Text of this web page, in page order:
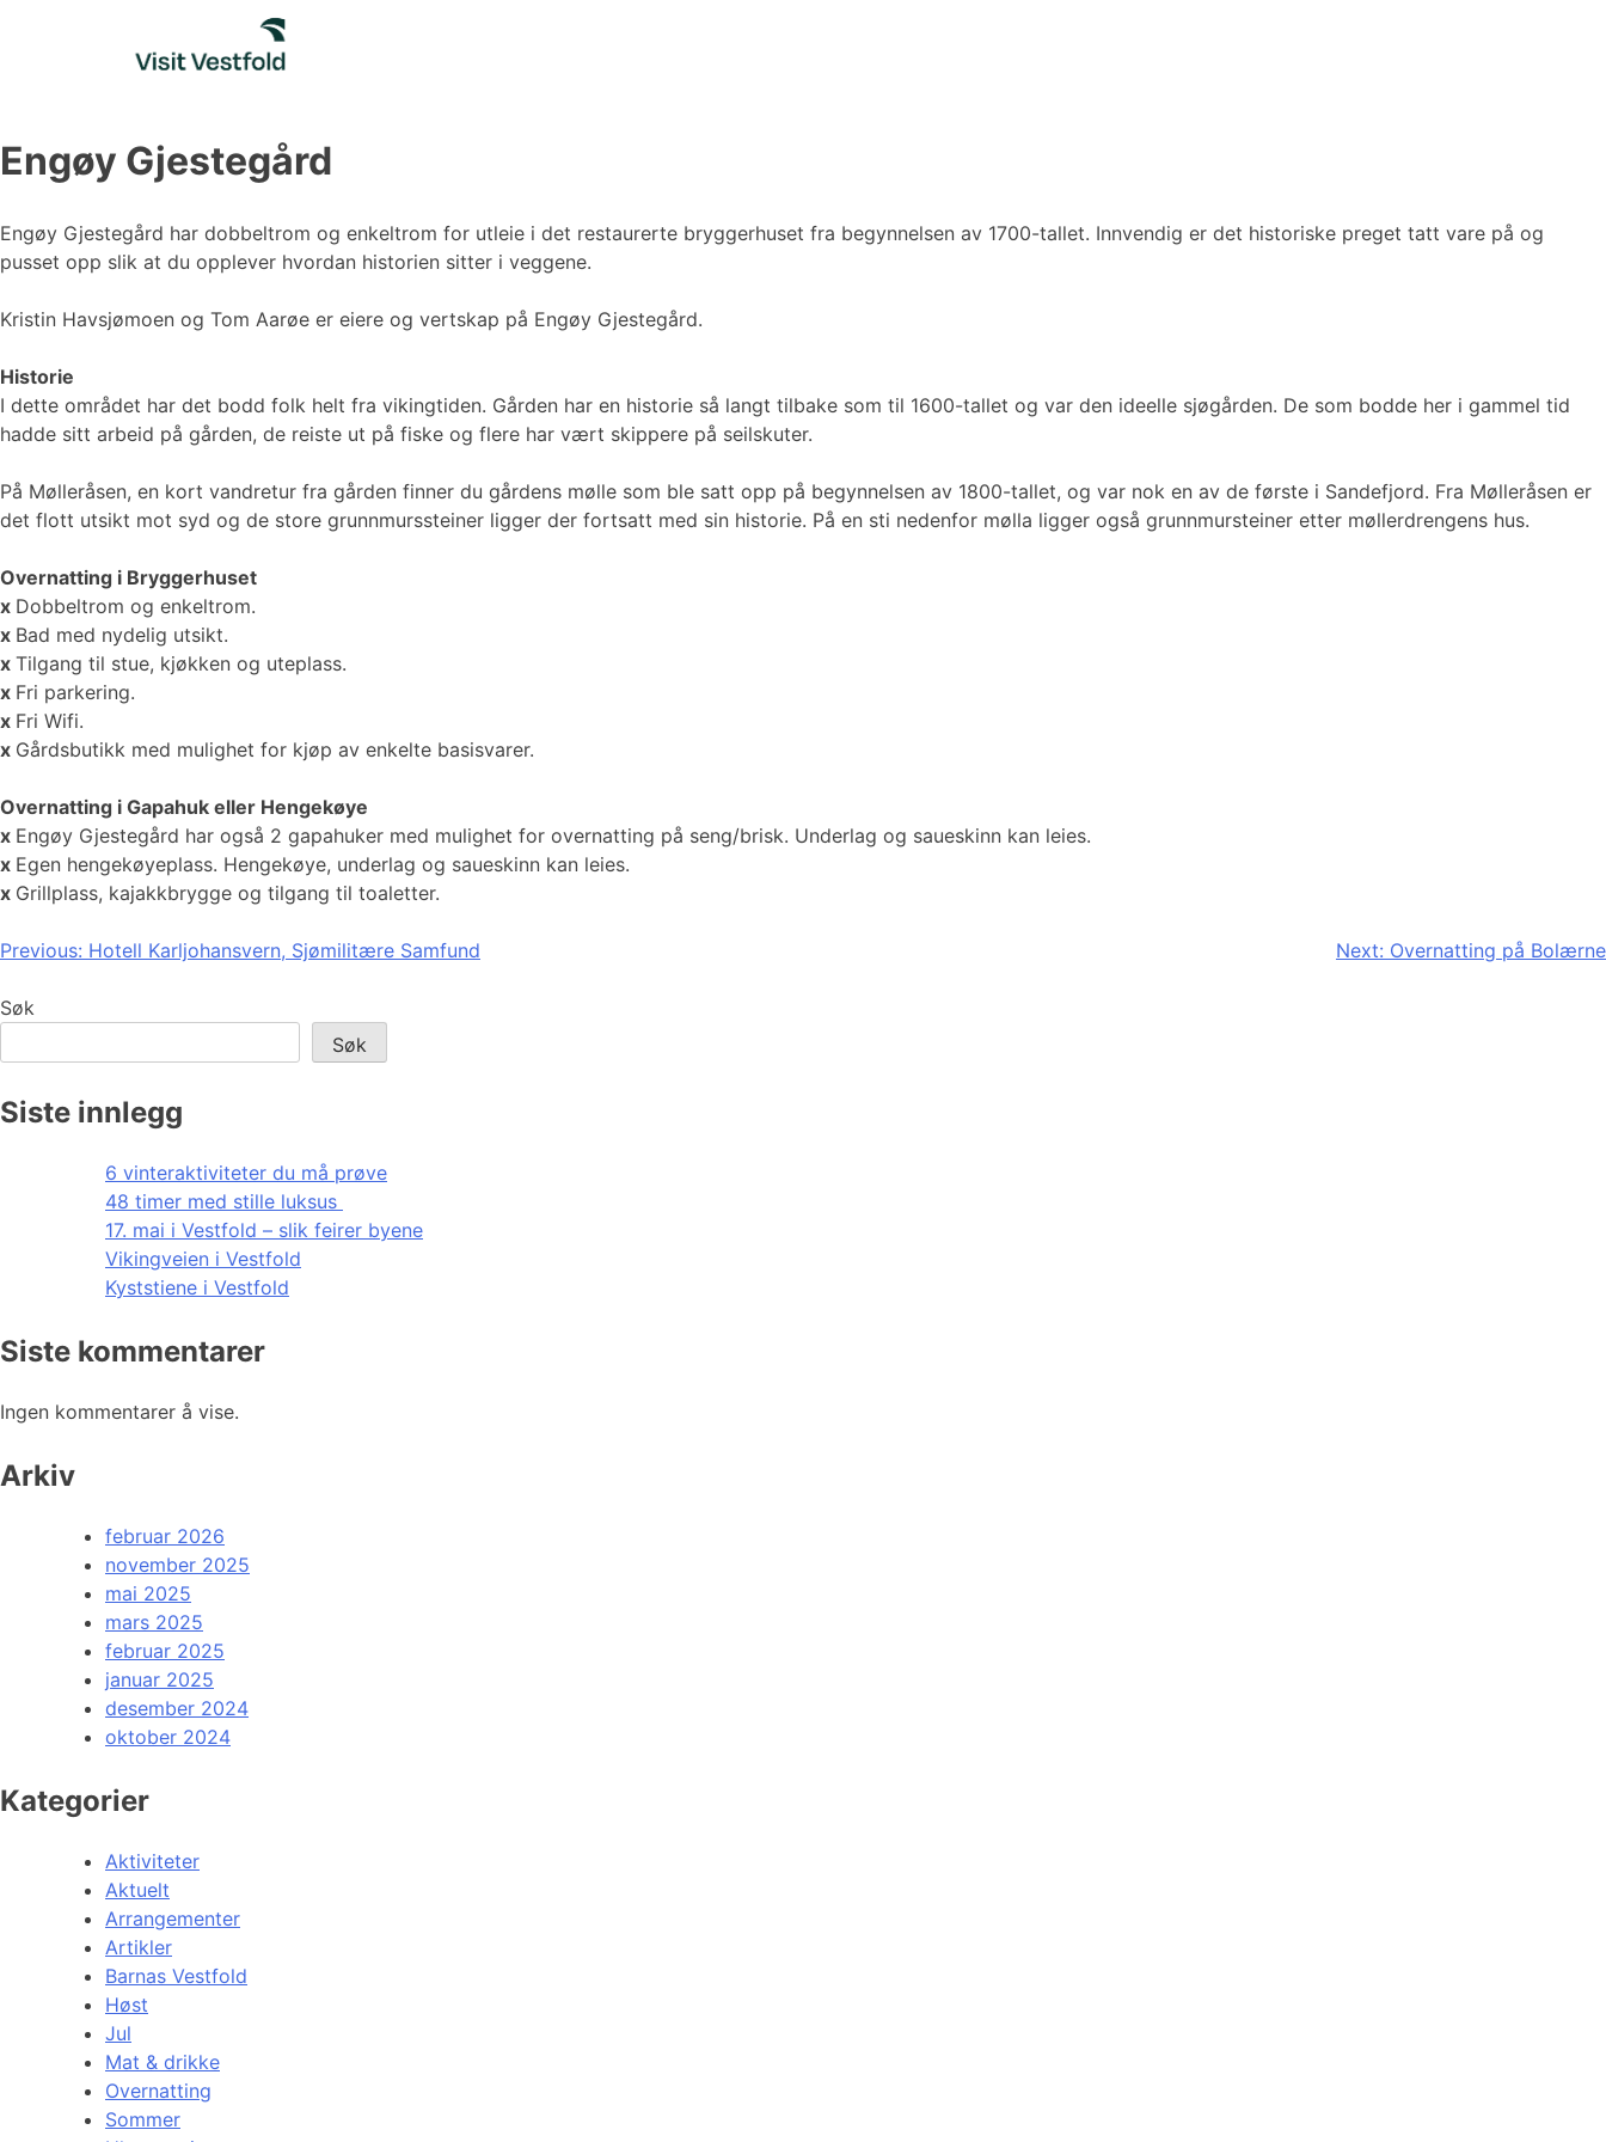
Engøy Gjestegård
Engøy Gjestegård har dobbeltrom og enkeltrom for utleie i det restaurerte bryggerhuset fra begynnelsen av 1700-tallet. Innvendig er det historiske preget tatt vare på og
pusset opp slik at du opplever hvordan historien sitter i veggene.
Kristin Havsjømoen og Tom Aarøe er eiere og vertskap på Engøy Gjestegård.
Historie
I dette området har det bodd folk helt fra vikingtiden. Gården har en historie så langt tilbake som til 1600-tallet og var den ideelle sjøgården. De som bodde her i gammel tid
hadde sitt arbeid på gården, de reiste ut på fiske og flere har vært skippere på seilskuter.
På Mølleråsen, en kort vandretur fra gården finner du gårdens mølle som ble satt opp på begynnelsen av 1800-tallet, og var nok en av de første i Sandefjord. Fra Mølleråsen er
det flott utsikt mot syd og de store grunnmurssteiner ligger der fortsatt med sin historie. På en sti nedenfor mølla ligger også grunnmursteiner etter møllerdrengens hus.
Overnatting i Bryggerhuset
x Dobbeltrom og enkeltrom.
x Bad med nydelig utsikt.
x Tilgang til stue, kjøkken og uteplass.
x Fri parkering.
x Fri Wifi.
x Gårdsbutikk med mulighet for kjøp av enkelte basisvarer.
Overnatting i Gapahuk eller Hengekøye
x Engøy Gjestegård har også 2 gapahuker med mulighet for overnatting på seng/brisk. Underlag og saueskinn kan leies.
x Egen hengekøyeplass. Hengekøye, underlag og saueskinn kan leies.
x Grillplass, kajakkbrygge og tilgang til toaletter.
Innleggsnavigasjon
Previous: Hotell Karljohansvern, Sjømilitære Samfund Next: Overnatting på Bolærne
Søk
Søk
Siste innlegg
6 vinteraktiviteter du må prøve
48 timer med stille luksus
17. mai i Vestfold – slik feirer byene
Vikingveien i Vestfold
Kyststiene i Vestfold
Siste kommentarer
Ingen kommentarer å vise.
Arkiv
februar 2026
november 2025
mai 2025
mars 2025
februar 2025
januar 2025
desember 2024
oktober 2024
Kategorier
Aktiviteter
Aktuelt
Arrangementer
Artikler
Barnas Vestfold
Høst
Jul
Mat & drikke
Overnatting
Sommer